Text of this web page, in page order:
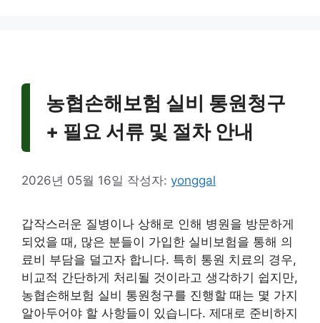
농협손해보험 실비 통원청구
+ 필요 서류 및 절차 안내
2026년 05월 16일 작성자: yonggal
갑작스러운 질병이나 상해로 인해 병원을 방문하게
되었을 때, 많은 분들이 가입한 실비보험을 통해 의
료비 부담을 덜고자 합니다. 특히 통원 치료의 경우,
비교적 간단하게 처리될 것이라고 생각하기 쉽지만,
농협손해보험 실비 통원청구를 진행할 때는 몇 가지
알아두어야 할 사항들이 있습니다. 제대로 준비하지